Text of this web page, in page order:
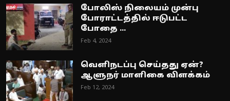
போலிஸ் நிலையம் முன்பு
போராட்டத்தில் ஈடுபட்ட
போதை ...
Feb 4, 2024
வெளிநடப்பு செய்தது ஏன்?
ஆளுநர் மாளிகை விளக்கம்
Feb 12, 2024